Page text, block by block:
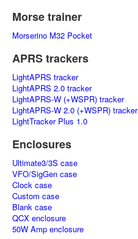
Morse trainer
Morserino M32 Pocket
APRS trackers
LightAPRS tracker
LightAPRS 2.0 tracker
LightAPRS-W (+WSPR) tracker
LightAPRS-W 2.0 (+WSPR) tracker
LightTracker Plus 1.0
Enclosures
Ultimate3/3S case
VFO/SigGen case
Clock case
Custom case
Blank case
QCX enclosure
50W Amp enclosure